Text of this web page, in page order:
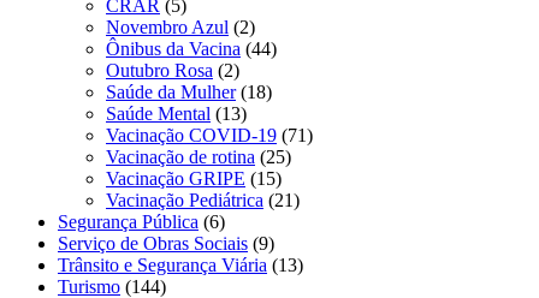
CRAR (5)
Novembro Azul (2)
Ônibus da Vacina (44)
Outubro Rosa (2)
Saúde da Mulher(18)
Saúde Mental (13)
Vacinação COVID-19 (71)
Vacinação de rotina (25)
Vacinação GRIPE (15)
Vacinação Pediátrica (21)
Segurança Pública (6)
Serviço de Obras Sociais (9)
Trânsito e Segurança Viária (13)
Turismo (144)